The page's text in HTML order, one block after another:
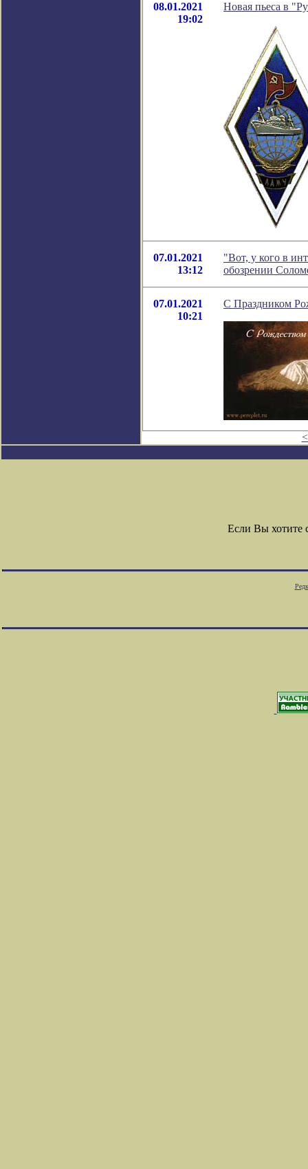
08.01.2021
19:02
Новая пьеса в
07.01.2021
13:12
"Вот, у кого в
обозрении
07.01.2021
10:21
С Праздником
Если Вы хотите